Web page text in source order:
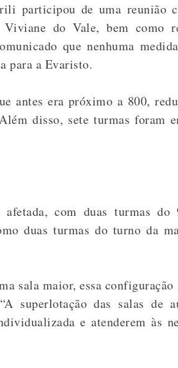
participou de uma reunião
do Vale, bem como
que nenhuma
para a Evaristo.
antes era próximo a 800,
disso, sete turmas foram
com duas turmas do
duas turmas do turno da
sala maior, essa
“A superlotação das salas de
e atenderem às